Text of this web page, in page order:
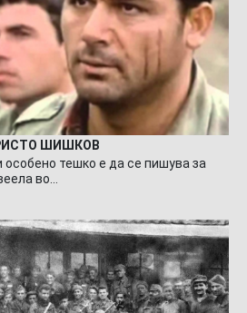
ШИШКОВ
тешко е да се пишува за
во…